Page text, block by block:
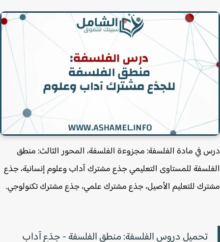
في مادة الفلسفة: مجزوءة الفلسفة، المحور الثالث: منطق
للمستاوى التعليمي جذع مشترك آداب وعلوم إنسانية، جذع
للتعليم الأصيل، جذع مشترك علمي، جذع مشترك تكنولوجي.
تحميل دروس الفلسفة: منطق الفلسفة - جذع آداب